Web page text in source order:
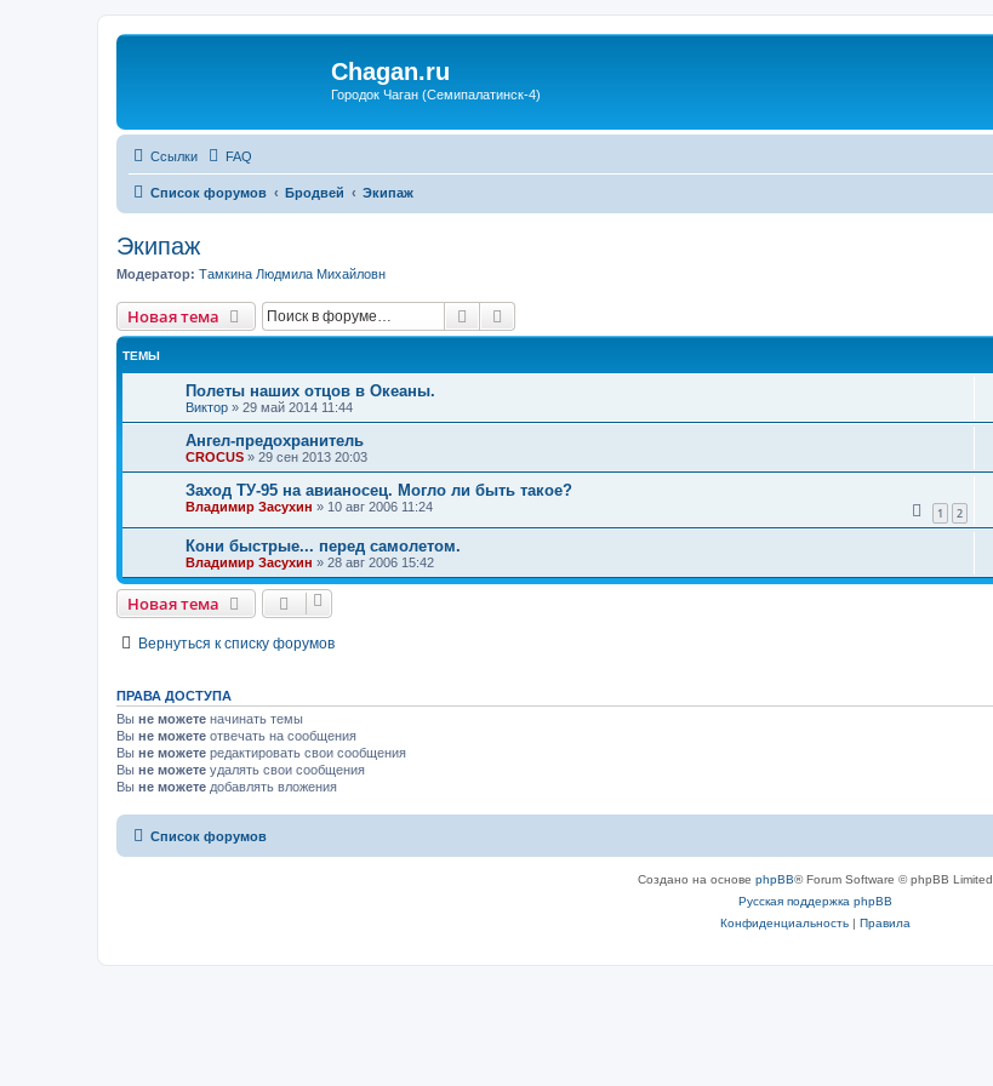
Chagan.ru
Городок Чаган (Семипалатинск-4)
Ссылки FAQ
Список форумов Бродвей Экипаж
Экипаж
Модератор: Тамкина Людмила Михайловн
Новая тема Поиск
ТЕМЫ
Полеты наших отцов в Океаны.
Виктор » 29 май 2014 11:44
Ангел-предохранитель
CROCUS » 29 сен 2013 20:03
Заход ТУ-95 на авианосец. Могло ли быть такое?
Владимир Засухин » 10 авг 2006 11:24 1 2
Кони быстрые... перед самолетом.
Владимир Засухин » 28 авг 2006 15:42
Новая тема
Вернуться к списку форумов
ПРАВА ДОСТУПА
Вы не можете начинать темы
Вы не можете отвечать на сообщения
Вы не можете редактировать свои сообщения
Вы не можете удалять свои сообщения
Вы не можете добавлять вложения
Список форумов
Создано на основе phpBB® Forum Software © phpBB Limited
Русская поддержка phpBB
Конфиденциальность| Правила